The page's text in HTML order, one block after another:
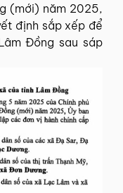
(mới) năm 2025,
định sắp xếp để
Đồng sau sáp